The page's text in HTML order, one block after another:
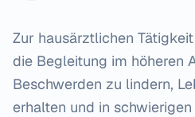
Zur hausärztlichen
die Begleitung im höheren
Beschwerden zu lindern,
erhalten und in